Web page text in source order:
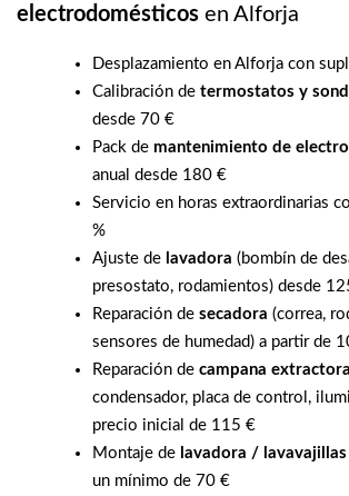
electrodomésticos en Alforja
Desplazamiento en Alforja con
Calibración de termostatos y
desde 70 €
Pack de mantenimiento de
anual desde 180 €
Servicio en horas extraordinarias
%
Ajuste de lavadora (bombín de
presostato, rodamientos) desde
Reparación de secadora (correa,
sensores de humedad) a partir de
Reparación de campana extractora
condensador, placa de control,
precio inicial de 115 €
Montaje de lavadora /
un mínimo de 70 €